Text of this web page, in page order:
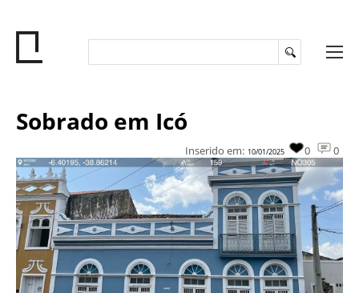
Sobrado em Icó
0
0
Inserido em: 10/01/2025